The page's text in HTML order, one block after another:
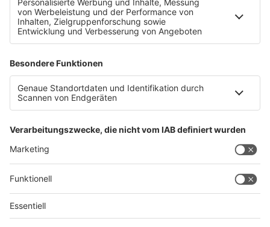
Feuerwehr-Großeinsatz in Tarsdorf
Datenschutz